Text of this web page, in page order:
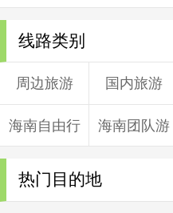
合举办的"走进国家公园
动。在为期四天的时间
里，不仅游玩了昌江、乐
带雨林公园，还了解了海
南热带雨林国家公园的建
设与成果，同时也希望能
向更多人传达一起守护生
态环境的理念。
线路类别
周边旅游 国内旅游
海南自由行 海南团队游
热门目的地